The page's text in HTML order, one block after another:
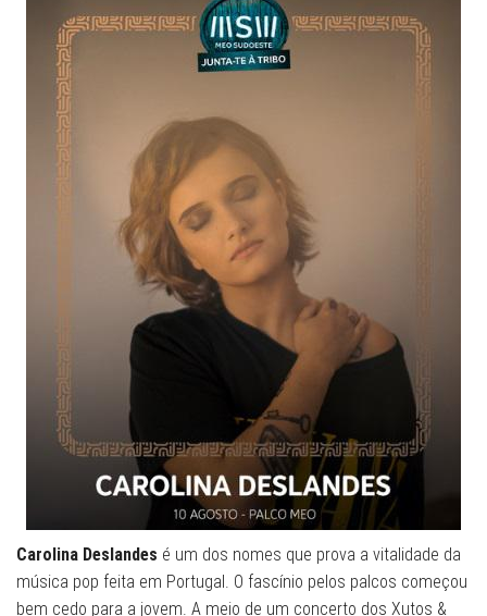
Carolina Deslandes é um dos nomes que prova a vitalidade da
música pop feita em Portugal. O fascínio pelos palcos começou
bem cedo para a jovem. A meio de um concerto dos Xutos &